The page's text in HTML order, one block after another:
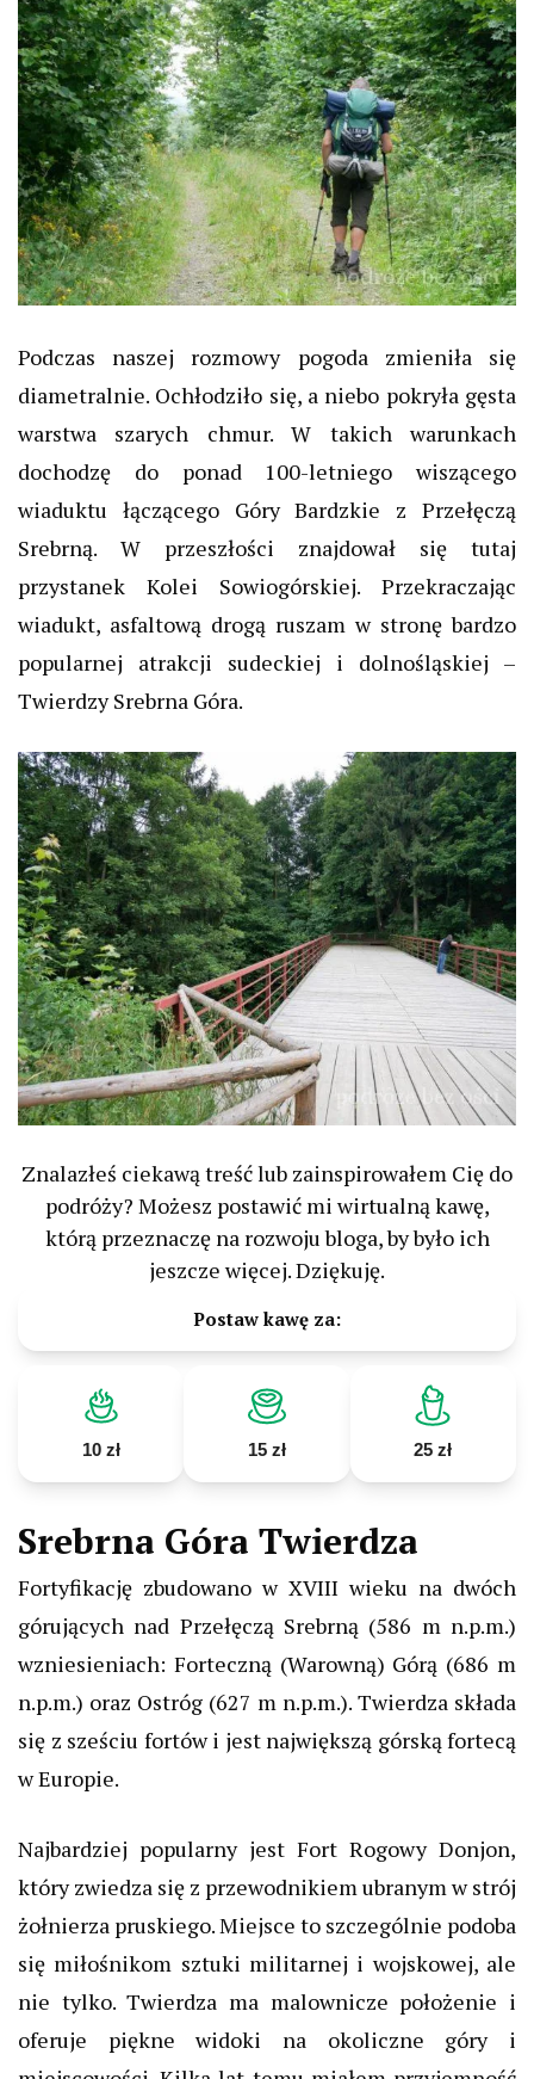
Podczas naszej rozmowy pogoda zmieniła się
diametralnie. Ochłodziło się, a niebo pokryła gęsta
warstwa szarych chmur. W takich warunkach
dochodzę do ponad 100-letniego wiszącego
wiaduktu łączącego Góry Bardzkie z Przełęczą
Srebrną. W przeszłości znajdował się tutaj
przystanek Kolei Sowiogórskiej. Przekraczając
wiadukt, asfaltową drogą ruszam w stronę bardzo
popularnej atrakcji sudeckiej i dolnośląskiej –
Twierdzy Srebrna Góra.
Znalazłeś ciekawą treść lub zainspirowałem Cię do
podróży? Możesz postawić mi wirtualną kawę,
którą przeznaczę na rozwoju bloga, by było ich
jeszcze więcej. Dziękuję.
Postaw kawę za:
10 zł 15 zł 25 zł
Srebrna Góra Twierdza
Fortyfikację zbudowano w XVIII wieku na dwóch
górujących nad Przełęczą Srebrną (586 m n.p.m.)
wzniesieniach: Forteczną (Warowną) Górą (686 m
n.p.m.) oraz Ostróg (627 m n.p.m.). Twierdza składa
się z sześciu fortów i jest największą górską fortecą
w Europie.
Najbardziej popularny jest Fort Rogowy Donjon,
który zwiedza się z przewodnikiem ubranym w strój
żołnierza pruskiego. Miejsce to szczególnie podoba
się miłośnikom sztuki militarnej i wojskowej, ale
nie tylko. Twierdza ma malownicze położenie i
oferuje piękne widoki na okoliczne góry i